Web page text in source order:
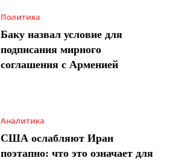
Политика
Баку назвал условие для
подписания мирного
соглашения с Арменией
Аналитика
США ослабляют Иран
поэтапно: что это означает для